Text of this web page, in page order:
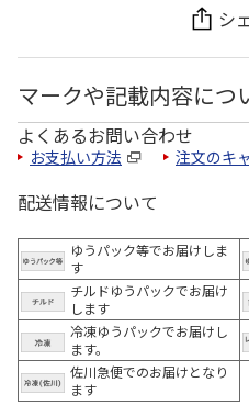
シ
マークや記載内容につ
よくあるお問い合わせ
お支払い方法 注文のキ
配送情報について
ゆうパック等でお届けしま
す
チルドゆうパックでお届け
します
冷凍ゆうパックでお届けし
ます。
佐川急便でのお届けとなり
ます